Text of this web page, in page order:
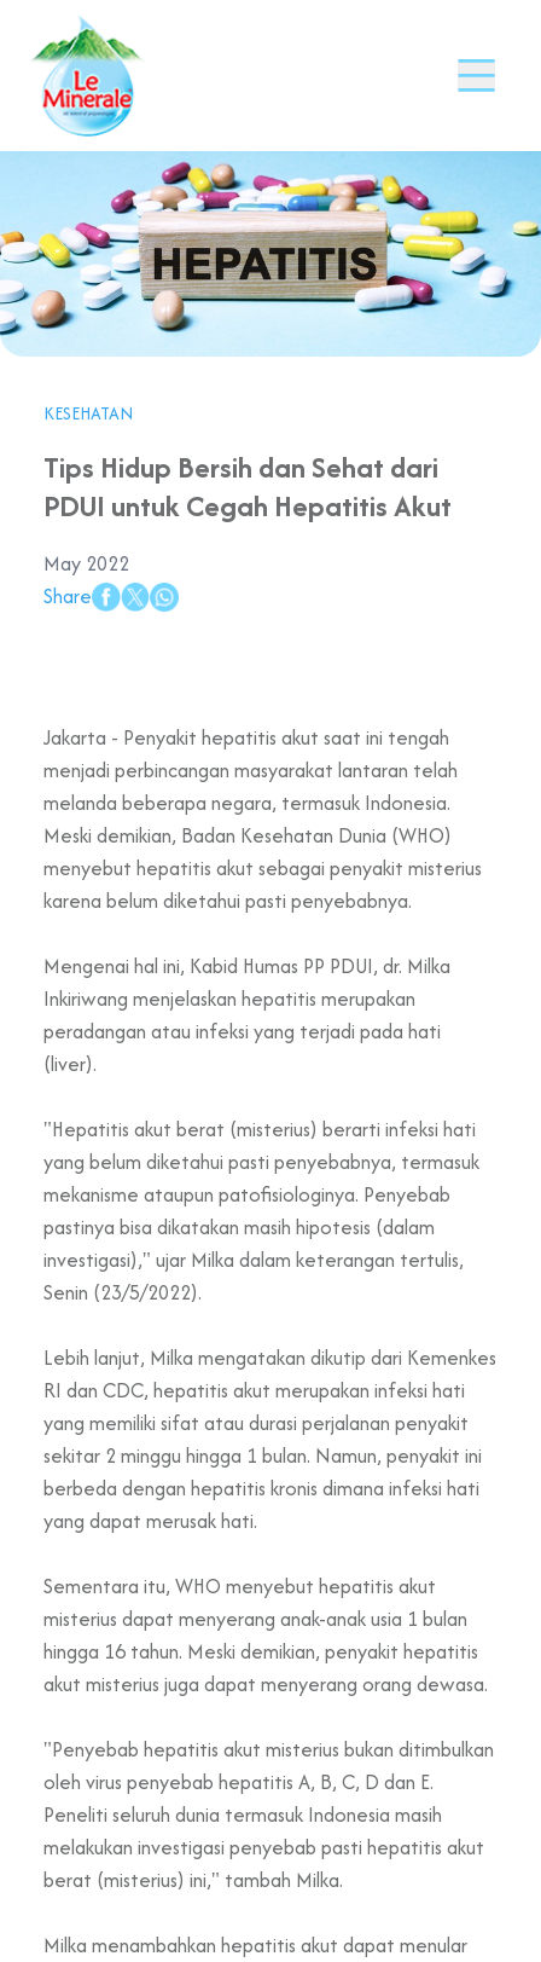
KESEHATAN
Tips Hidup Bersih dan Sehat dari
PDUI untuk Cegah Hepatitis Akut
May 2022
Share
Jakarta - Penyakit hepatitis akut saat ini tengah
menjadi perbincangan masyarakat lantaran telah
melanda beberapa negara, termasuk Indonesia.
Meski demikian, Badan Kesehatan Dunia (WHO)
menyebut hepatitis akut sebagai penyakit misterius
karena belum diketahui pasti penyebabnya.
Mengenai hal ini, Kabid Humas PP PDUI, dr. Milka
Inkiriwang menjelaskan hepatitis merupakan
peradangan atau infeksi yang terjadi pada hati
(liver).
"Hepatitis akut berat (misterius) berarti infeksi hati
yang belum diketahui pasti penyebabnya, termasuk
mekanisme ataupun patofisiologinya. Penyebab
pastinya bisa dikatakan masih hipotesis (dalam
investigasi)," ujar Milka dalam keterangan tertulis,
Senin (23/5/2022).
Lebih lanjut, Milka mengatakan dikutip dari Kemenkes
RI dan CDC, hepatitis akut merupakan infeksi hati
yang memiliki sifat atau durasi perjalanan penyakit
sekitar 2 minggu hingga 1 bulan. Namun, penyakit ini
berbeda dengan hepatitis kronis dimana infeksi hati
yang dapat merusak hati.
Sementara itu, WHO menyebut hepatitis akut
misterius dapat menyerang anak-anak usia 1 bulan
hingga 16 tahun. Meski demikian, penyakit hepatitis
akut misterius juga dapat menyerang orang dewasa.
"Penyebab hepatitis akut misterius bukan ditimbulkan
oleh virus penyebab hepatitis A, B, C, D dan E.
Peneliti seluruh dunia termasuk Indonesia masih
melakukan investigasi penyebab pasti hepatitis akut
berat (misterius) ini," tambah Milka.
Milka menambahkan hepatitis akut dapat menular